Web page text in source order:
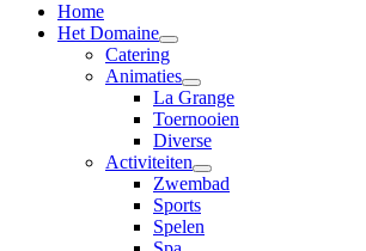
Home
Het Domaine
Catering
Animaties
La Grange
Toernooien
Diverse
Activiteiten
Zwembad
Sports
Spelen